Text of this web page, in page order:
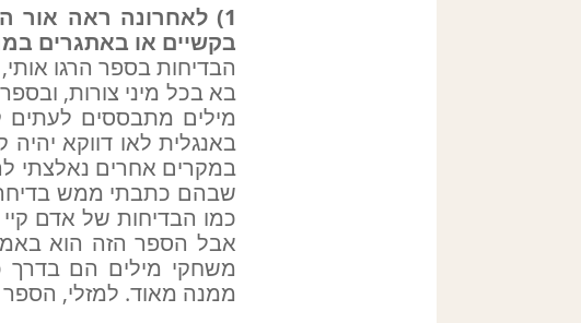
1) לאחרונה ראה אור
בקשיים או באתגרים
הבדיחות בספר הרגו
בא בכל מיני צורות,
מילים מתבססים לעתים
באנגלית לאו דווקא
במקרים אחרים נאלצתי
שבהם כתבתי ממש בדיחה
כמו הבדיחות של אדם
אבל הספר הזה הוא
משחקי מילים הם
ממנה מאוד. למזלי,